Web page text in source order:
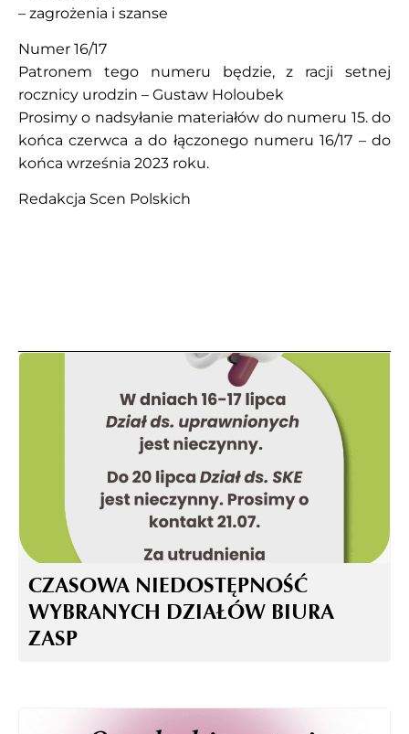
– zagrożenia i szanse
Numer 16/17
Patronem tego numeru będzie, z racji setnej
rocznicy urodzin – Gustaw Holoubek
Prosimy o nadsyłanie materiałów do numeru 15. do
końca czerwca a do łączonego numeru 16/17 – do
końca września 2023 roku.
Redakcja Scen Polskich
CZASOWA NIEDOSTĘPNOŚĆ
WYBRANYCH DZIAŁÓW BIURA
ZASP